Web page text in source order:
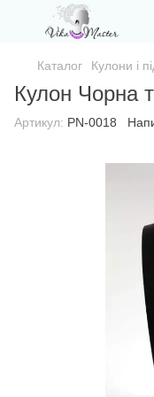
Каталог Кулони і
Кулон Чорна
Артикул: PN-0018